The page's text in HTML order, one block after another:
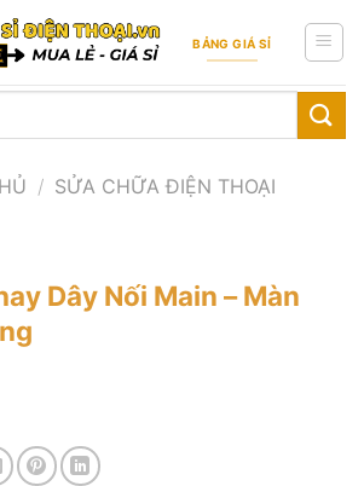
BẢNG GIÁ SỈ
/ SỬA CHỮA ĐIỆN THOẠI
Dây Nối Main – Màn